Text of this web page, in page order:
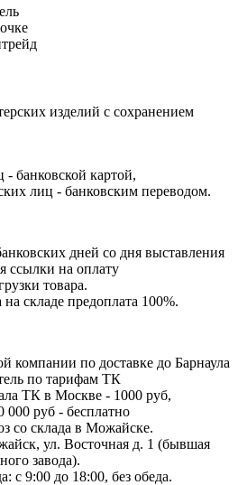
изделий с сохранением
банковской картой,
лиц - банковским переводом.
дней со дня выставления
ссылки на оплату
товара.
складе предоплата 100%.
компании по доставке до Барнаула
по тарифам ТК
ТК в Москве - 1000 руб,
000 руб - бесплатно
со склада в Можайске.
ул. Восточная д. 1 (бывшая
завода).
с 9:00 до 18:00, без обеда.